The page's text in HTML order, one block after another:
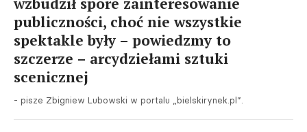
publiczności, choć nie wszystkie
spektakle były – powiedzmy to
szczerze – arcydziełami sztuki
scenicznej
- pisze Zbigniew Lubowski w portalu „bielskirynek.pl”.